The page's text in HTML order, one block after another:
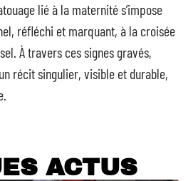
lié à la maternité s’impose
réfléchi et marquant, à la croisée
À travers ces signes gravés,
récit singulier, visible et durable,
ACTUS